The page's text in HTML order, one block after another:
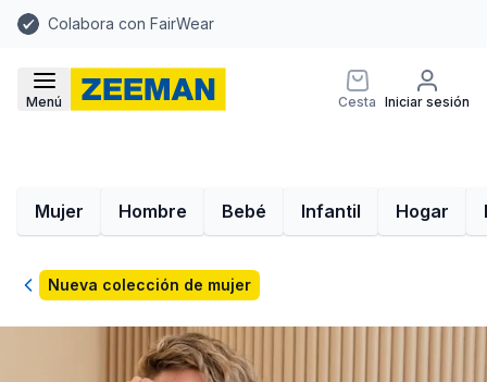
Colabora con FairWear
Menú Cesta Iniciar sesión
Mujer Hombre Bebé Infantil Hogar
VolverNueva colección de mujer